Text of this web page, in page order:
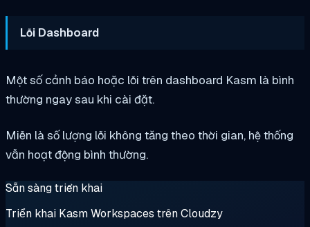
Lỗi Dashboard
Một số cảnh báo hoặc lỗi trên dashboard Kasm là bình
thường ngay sau khi cài đặt.
Miễn là số lượng lỗi không tăng theo thời gian, hệ thống
vẫn hoạt động bình thường.
Sẵn sàng triển khai
Triển khai Kasm Workspaces trên Cloudzy